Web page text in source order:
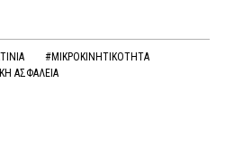
#ΜΙΚΡΟΚΙΝΗΤΙΚΟΤΗΤΑ
ΑΣΦΑΛΕΙΑ